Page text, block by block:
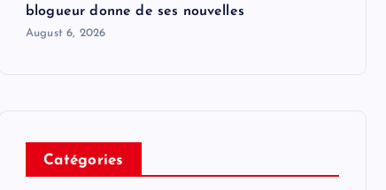
blogueur donne de ses nouvelles
August 6, 2026
Catégories